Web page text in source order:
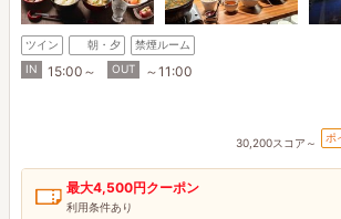
ツイン 朝・夕
禁煙ルーム
IN
15:00～ OUT ～11:00
30,200スコア～ ポ
最大4,500円クーポン
利用条件あり